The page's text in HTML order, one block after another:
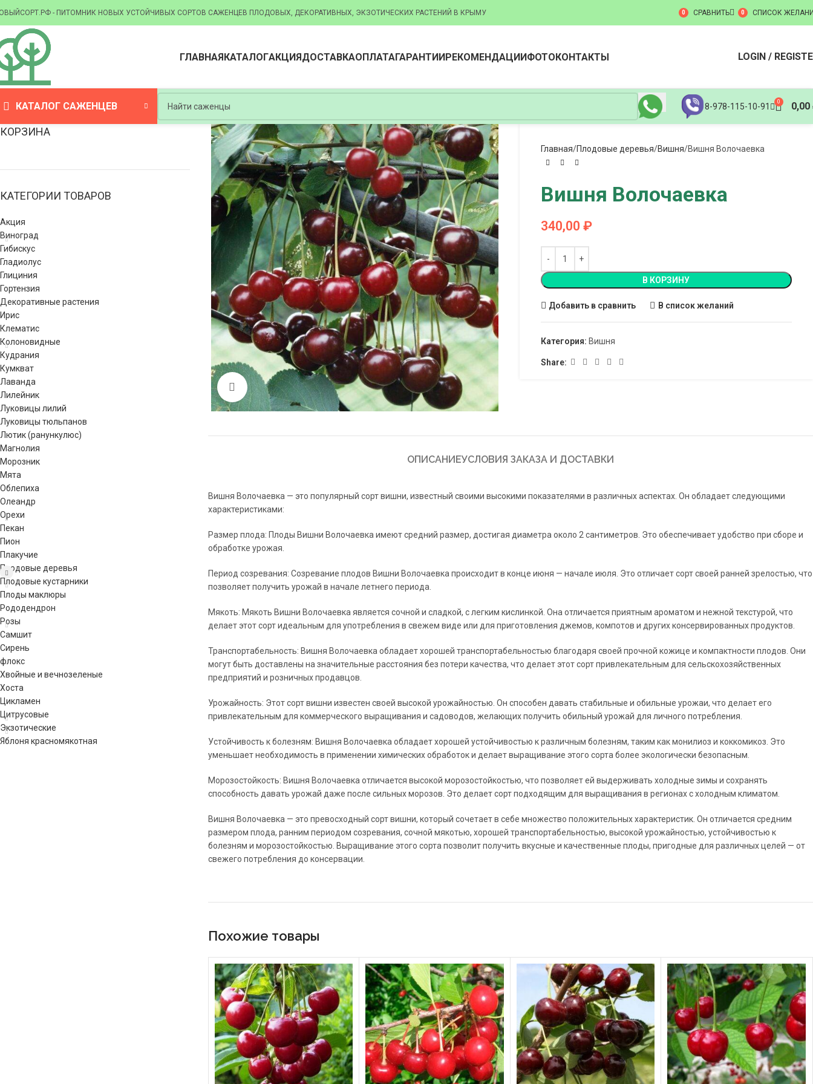
- ПИТОМНИК НОВЫХ УСТОЙЧИВЫХ СОРТОВ САЖЕНЦЕВ ПЛОДОВЫХ, ДЕКОРАТИВНЫХ, ЭКЗОТИЧЕСКИХ РАСТЕНИЙ В КРЫМУ 0 СРАВНИТЬ 0 СПИСОК
ГЛАВНАЯКАТАЛОГАКЦИЯДОСТАВКАОПЛАТАГАРАНТИИРЕКОМЕНДАЦИИФОТОКОНТАКТЫ LOGIN /
КАТАЛОГ САЖЕНЦЕВ 8-978-115-10-91 0 0,00
КОРЗИНА
КАТЕГОРИИ ТОВАРОВ
Акция
Виноград
Гибискус
Гладиолус
Глициния
Гортензия
Декоративные растения
Ирис
Клематис
Колоновидные
Кудрания
Кумкват
Лаванда
Лилейник
Луковицы лилий
Луковицы тюльпанов
Лютик (ранункулюс)
Магнолия
Морозник
Мята
Облепиха
Олеандр
Орехи
Пекан
Пион
Плакучие
Плодовые деревья
Плодовые кустарники
Плоды маклюры
Рододендрон
Розы
Самшит
Сирень
флокс
Хвойные и вечнозеленые
Хоста
Цикламен
Цитрусовые
Экзотические
Яблоня красномякотная
Click to enlarge
Главная Плодовые деревья Вишня Вишня Волочаевка
Вишня Волочаевка
340,00 ₽
В КОРЗИНУ
Добавить в сравнить В список желаний
Категория: Вишня
Share:
ОПИСАНИЕУСЛОВИЯ ЗАКАЗА И ДОСТАВКИ
Вишня Волочаевка — это популярный сорт вишни, известный своими высокими показателями в различных аспектах. Он обладает следующими
характеристиками:
Размер плода: Плоды Вишни Волочаевка имеют средний размер, достигая диаметра около 2 сантиметров. Это обеспечивает удобство при сборе и
обработке урожая.
Период созревания: Созревание плодов Вишни Волочаевка происходит в конце июня — начале июля. Это отличает сорт своей ранней зрелостью, что
позволяет получить урожай в начале летнего периода.
Мякоть: Мякоть Вишни Волочаевка является сочной и сладкой, с легким кислинкой. Она отличается приятным ароматом и нежной текстурой, что
делает этот сорт идеальным для употребления в свежем виде или для приготовления джемов, компотов и других консервированных продуктов.
Транспортабельность: Вишня Волочаевка обладает хорошей транспортабельностью благодаря своей прочной кожице и компактности плодов. Они
могут быть доставлены на значительные расстояния без потери качества, что делает этот сорт привлекательным для сельскохозяйственных
предприятий и розничных продавцов.
Урожайность: Этот сорт вишни известен своей высокой урожайностью. Он способен давать стабильные и обильные урожаи, что делает его
привлекательным для коммерческого выращивания и садоводов, желающих получить обильный урожай для личного потребления.
Устойчивость к болезням: Вишня Волочаевка обладает хорошей устойчивостью к различным болезням, таким как монилиоз и коккомикоз. Это
уменьшает необходимость в применении химических обработок и делает выращивание этого сорта более экологически безопасным.
Морозостойкость: Вишня Волочаевка отличается высокой морозостойкостью, что позволяет ей выдерживать холодные зимы и сохранять
способность давать урожай даже после сильных морозов. Это делает сорт подходящим для выращивания в регионах с холодным климатом.
Вишня Волочаевка — это превосходный сорт вишни, который сочетает в себе множество положительных характеристик. Он отличается средним
размером плода, ранним периодом созревания, сочной мякотью, хорошей транспортабельностью, высокой урожайностью, устойчивостью к
болезням и морозостойкостью. Выращивание этого сорта позволит получить вкусные и качественные плоды, пригодные для различных целей — от
свежего потребления до консервации.
Похожие товары